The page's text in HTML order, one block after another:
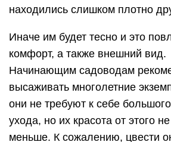
находились слишком плотно
Иначе им будет тесно и это
комфорт, а также внешний вид.
Начинающим садоводам
высаживать многолетние
они не требуют к себе
ухода, но их красота от этого
меньше. К сожалению, цвести